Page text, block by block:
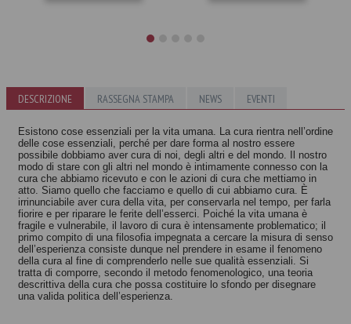
nasconde la
salute
Hans G. Gadamer
del paziente
Lucia Zannini
DESCRIZIONE RASSEGNA STAMPA NEWS EVENTI
Esistono cose essenziali per la vita umana. La cura rientra nell’ordine
delle cose essenziali, perché per dare forma al nostro essere
possibile dobbiamo aver cura di noi, degli altri e del mondo. Il nostro
modo di stare con gli altri nel mondo è intimamente connesso con la
cura che abbiamo ricevuto e con le azioni di cura che mettiamo in
atto. Siamo quello che facciamo e quello di cui abbiamo cura. È
irrinunciabile aver cura della vita, per conservarla nel tempo, per farla
fiorire e per riparare le ferite dell’esserci. Poiché la vita umana è
fragile e vulnerabile, il lavoro di cura è intensamente problematico; il
primo compito di una filosofia impegnata a cercare la misura di senso
dell’esperienza consiste dunque nel prendere in esame il fenomeno
della cura al fine di comprenderlo nelle sue qualità essenziali. Si
tratta di comporre, secondo il metodo fenomenologico, una teoria
descrittiva della cura che possa costituire lo sfondo per disegnare
una valida politica dell’esperienza.